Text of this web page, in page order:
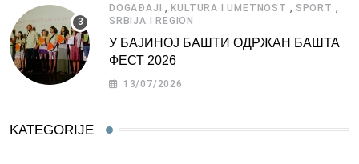
DOGAĐAJI ,KULTURA I UMETNOST , SPORT ,
SRBIJA I REGION
У БАЈИНОЈ БАШТИ ОДРЖАН БАШТА
ФЕСТ 2026
13/07/2026
KATEGORIJE